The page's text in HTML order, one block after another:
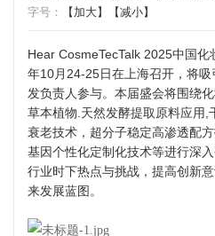
字号：
【加大】 【减小】
Hear CosmeTecTalk 2025中国
年10月24-25日在上海召开，将
发负责人参与。本届盛会将围绕
草本植物.天然发酵提取原料应用,
衰老技术，超分子稳定高渗透配
基因个性化定制化技术等进行深
行业时下热点与挑战，提高创新
来发展蓝图。